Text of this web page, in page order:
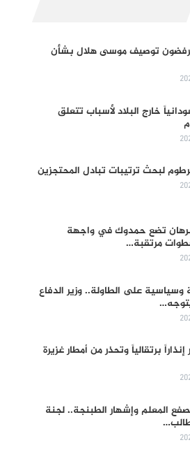
توصيف موسى هلال بشأن
خارج البلاد لأسباب تتعلق
لبحث ترتيبات تبادل المحتجزين
تضع حمدوك في واجهة
مرتقبة…
وسياسية على الطاولة.. وزير الدفاع
إنذاراً برتقالياً وتحذر من أمطار غزيرة
المعلم وإشهار الطبنجة.. لجنة